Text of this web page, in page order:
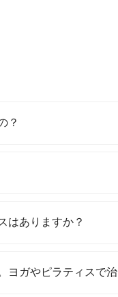
？
はありますか？
ヨガやピラティスで